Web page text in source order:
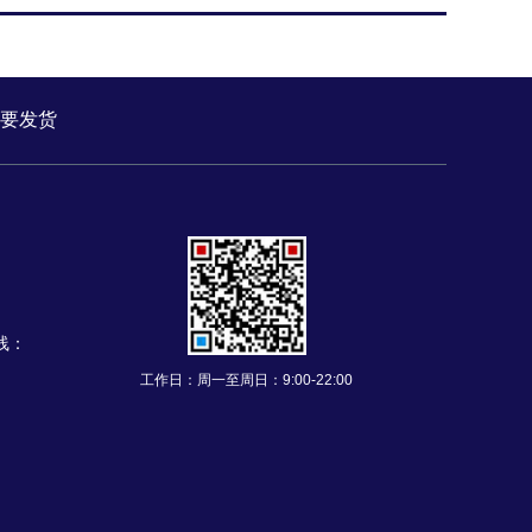
发货
工作日：周一至周日：9:00-22:00